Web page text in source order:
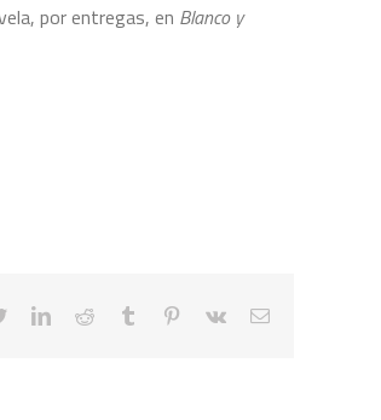
por entregas, en Blanco y
twitterlinkedinreddit tumblr pinterest
vk
Correo